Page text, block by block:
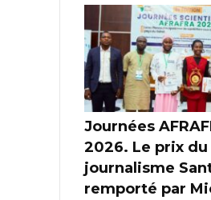
Journées
2026. Le prix du
journalisme
remporté par